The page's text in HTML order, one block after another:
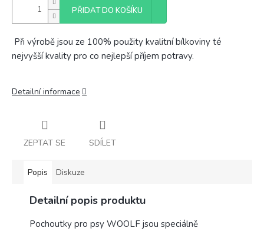
PŘIDAT DO KOŠÍKU
Při výrobě jsou ze 100% použity kvalitní bílkoviny té
nejvyšší kvality pro co nejlepší příjem potravy.
Detailní informace
ZEPTAT SE SDÍLET
Popis Diskuze
Detailní popis produktu
Pochoutky pro psy WOOLF jsou speciálně